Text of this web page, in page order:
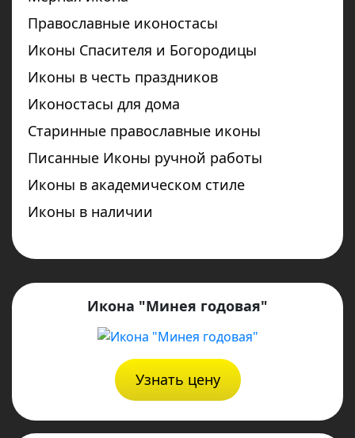
Православные иконостасы
Иконы Спасителя и Богородицы
Иконы в честь праздников
Иконостасы для дома
Старинные православные иконы
Писанные Иконы ручной работы
Иконы в академическом стиле
Иконы в наличии
Икона "Минея годовая"
Узнать цену